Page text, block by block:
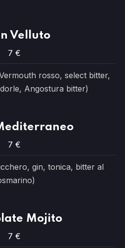
Velluto
7 €
rosso, select bitter,
Angostura bitter)
7 €
gin, tonica, bitter al
Mojito
7 €